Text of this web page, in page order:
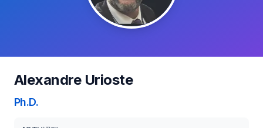
Alexandre Urioste
Ph.D.